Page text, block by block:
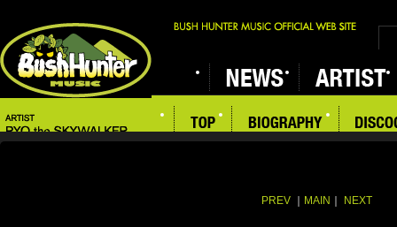
PREV MAIN NEXT